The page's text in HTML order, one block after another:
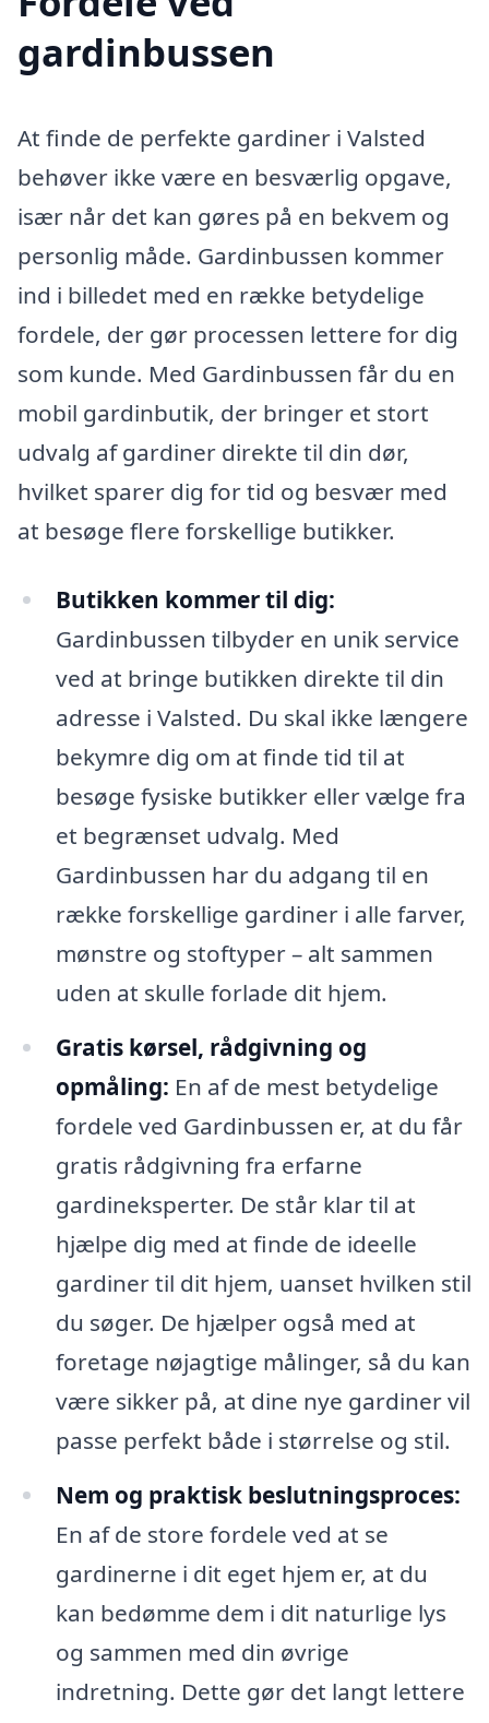
gardinbussen
At finde de perfekte gardiner i Valsted
behøver ikke være en besværlig opgave,
især når det kan gøres på en bekvem og
personlig måde. Gardinbussen kommer
ind i billedet med en række betydelige
fordele, der gør processen lettere for dig
som kunde. Med Gardinbussen får du en
mobil gardinbutik, der bringer et stort
udvalg af gardiner direkte til din dør,
hvilket sparer dig for tid og besvær med
at besøge flere forskellige butikker.
Butikken kommer til dig:
Gardinbussen tilbyder en unik service
ved at bringe butikken direkte til din
adresse i Valsted. Du skal ikke længere
bekymre dig om at finde tid til at
besøge fysiske butikker eller vælge fra
et begrænset udvalg. Med
Gardinbussen har du adgang til en
række forskellige gardiner i alle farver,
mønstre og stoftyper – alt sammen
uden at skulle forlade dit hjem.
Gratis kørsel, rådgivning og
opmåling: En af de mest betydelige
fordele ved Gardinbussen er, at du får
gratis rådgivning fra erfarne
gardineksperter. De står klar til at
hjælpe dig med at finde de ideelle
gardiner til dit hjem, uanset hvilken stil
du søger. De hjælper også med at
foretage nøjagtige målinger, så du kan
være sikker på, at dine nye gardiner vil
passe perfekt både i størrelse og stil.
Nem og praktisk beslutningsproces:
En af de store fordele ved at se
gardinerne i dit eget hjem er, at du
kan bedømme dem i dit naturlige lys
og sammen med din øvrige
indretning. Dette gør det langt lettere